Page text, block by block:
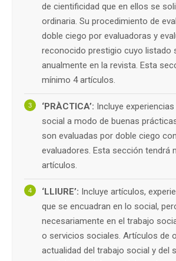
de cientificidad que en ellos se
ordinaria. Su procedimiento de
doble ciego por evaluadoras y
reconocido prestigio cuyo listado
anualmente en la revista. Esta
mínimo 4 artículos.
‘PRÀCTICA’: Incluye
social a modo de buenas
son evaluadas por doble ciego
evaluadores. Esta sección tendrá
artículos.
‘LLIURE’: Incluye artículos,
que se encuadran en lo social,
necesariamente en el trabajo
o servicios sociales. Artículos de
actualidad del trabajo social y del